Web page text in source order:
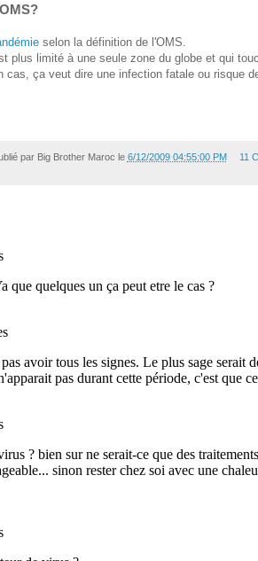
selon la définition de l'OMS.
plus limité à une seule zone du globe et qui
ça veut dire une infection fatale ou risque
par Big Brother Maroc le 6/12/2009 04:55:00 PM 11